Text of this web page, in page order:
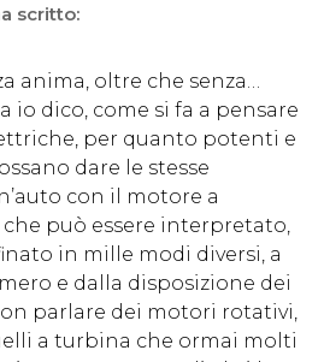
scritto:
anima, oltre che senza…
io dico, come si fa a pensare
per quanto potenti e
dare le stesse
con il motore a
può essere interpretato,
in mille modi diversi, a
e dalla disposizione dei
parlare dei motori rotativi,
a turbina che ormai molti